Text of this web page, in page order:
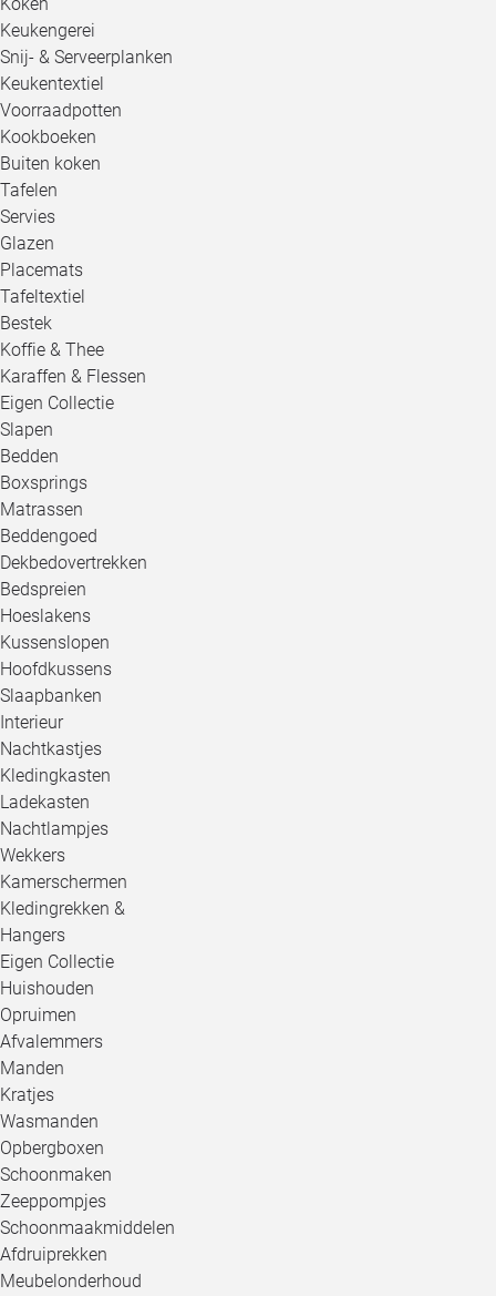
Keukengerei
Snij- & Serveerplanken
Keukentextiel
Voorraadpotten
Kookboeken
Buiten koken
Tafelen
Servies
Glazen
Placemats
Tafeltextiel
Bestek
Koffie & Thee
Karaffen & Flessen
Eigen Collectie
Slapen
Bedden
Boxsprings
Matrassen
Beddengoed
Dekbedovertrekken
Bedspreien
Hoeslakens
Kussenslopen
Hoofdkussens
Slaapbanken
Interieur
Nachtkastjes
Kledingkasten
Ladekasten
Nachtlampjes
Wekkers
Kamerschermen
Kledingrekken &
Hangers
Eigen Collectie
Huishouden
Opruimen
Afvalemmers
Manden
Kratjes
Wasmanden
Opbergboxen
Schoonmaken
Zeeppompjes
Schoonmaakmiddelen
Afdruiprekken
Meubelonderhoud